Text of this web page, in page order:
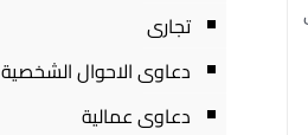
تجارى
دعاوى الاحوال الشخصية
دعاوى عمالية